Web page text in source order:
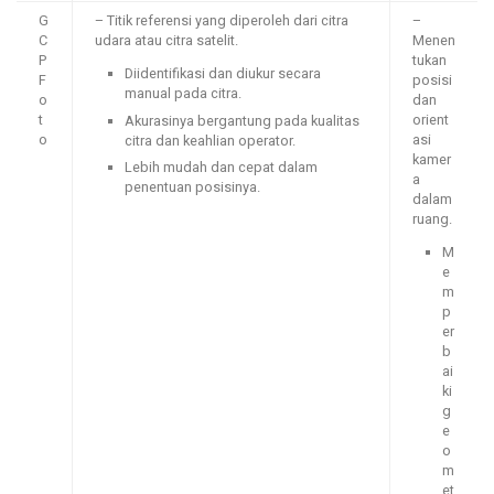
G
C
P
F
o
t
o
– Titik referensi yang diperoleh dari citra
udara atau citra satelit.
Diidentifikasi dan diukur secara
manual pada citra.
Akurasinya bergantung pada kualitas
citra dan keahlian operator.
Lebih mudah dan cepat dalam
penentuan posisinya.
–
Menen
tukan
posisi
dan
orient
asi
kamer
a
dalam
ruang.
M
e
m
p
er
b
ai
ki
g
e
o
m